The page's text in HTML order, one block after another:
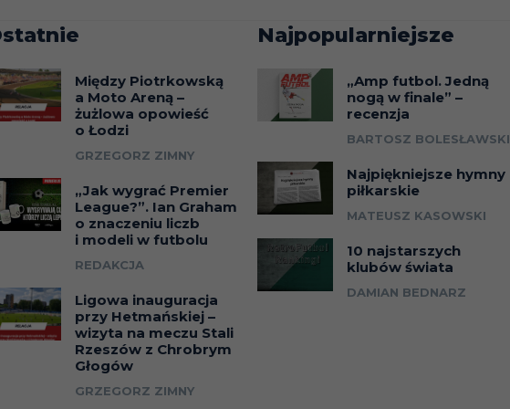
Między Piotrkowską
a Moto Areną –
żużlowa opowieść
o Łodzi
GRZEGORZ ZIMNY
„Jak wygrać Premier
League?”. Ian Graham
o znaczeniu liczb
i modeli w futbolu
REDAKCJA
Ligowa inauguracja
przy Hetmańskiej –
wizyta na meczu Stali
Rzeszów z Chrobrym
Głogów
GRZEGORZ ZIMNY
Najpopularniejsze
„Amp futbol. Jedną
nogą w finale” –
recenzja
BARTOSZ BOLESŁAWSKI
Najpiękniejsze hymny
piłkarskie
MATEUSZ KASOWSKI
10 najstarszych
klubów świata
DAMIAN BEDNARZ